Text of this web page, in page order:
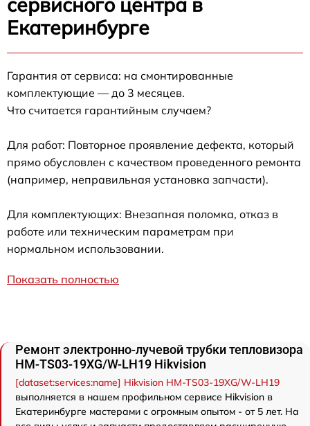
Екатеринбурге
Гарантия от сервиса: на смонтированные
комплектующие — до 3 месяцев.
Что считается гарантийным случаем?
Для работ: Повторное проявление дефекта, который
прямо обусловлен с качеством проведенного ремонта
(например, неправильная установка запчасти).
Для комплектующих: Внезапная поломка, отказ в
работе или техническим параметрам при
нормальном использовании.
Показать полностью
Ремонт электронно-лучевой трубки тепловизора
HM-TS03-19XG/W-LH19 Hikvision
[dataset:services:name] Hikvision HM-TS03-19XG/W-LH19
выполняется в нашем профильном сервисе Hikvision в
Екатеринбурге мастерами с огромным опытом - от 5 лет. На